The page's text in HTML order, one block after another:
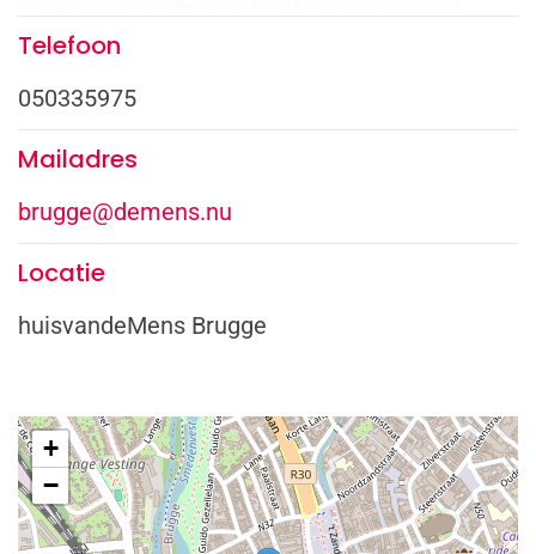
Telefoon
050335975
Mailadres
brugge@demens.nu
Locatie
huisvandeMens Brugge
+
−